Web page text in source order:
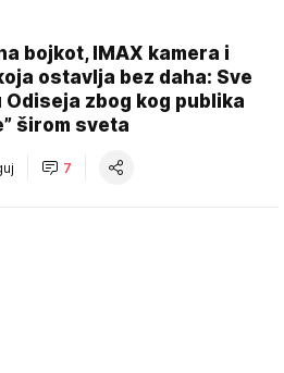
bojkot, IMAX kamera i
ostavlja bez daha: Sve
Odiseja zbog kog publika
širom sveta
7